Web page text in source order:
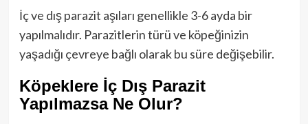
İç ve dış parazit aşıları genellikle 3-6 ayda bir
yapılmalıdır. Parazitlerin türü ve köpeğinizin
yaşadığı çevreye bağlı olarak bu süre değişebilir.
Köpeklere İç Dış Parazit
Yapılmazsa Ne Olur?